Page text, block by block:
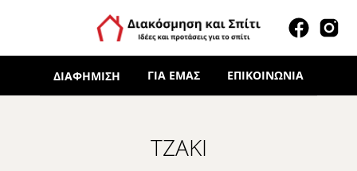
ΔΙΑΦΉΜΙΣΗ ΓΙΑ ΕΜΆΣ ΕΠΙΚΟΙΝΩΝΊΑ
ΤΖΆΚΙ